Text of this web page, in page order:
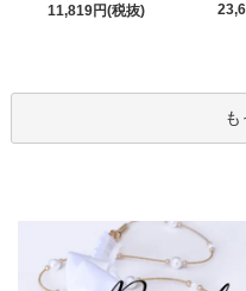
11,819円(税抜)
も